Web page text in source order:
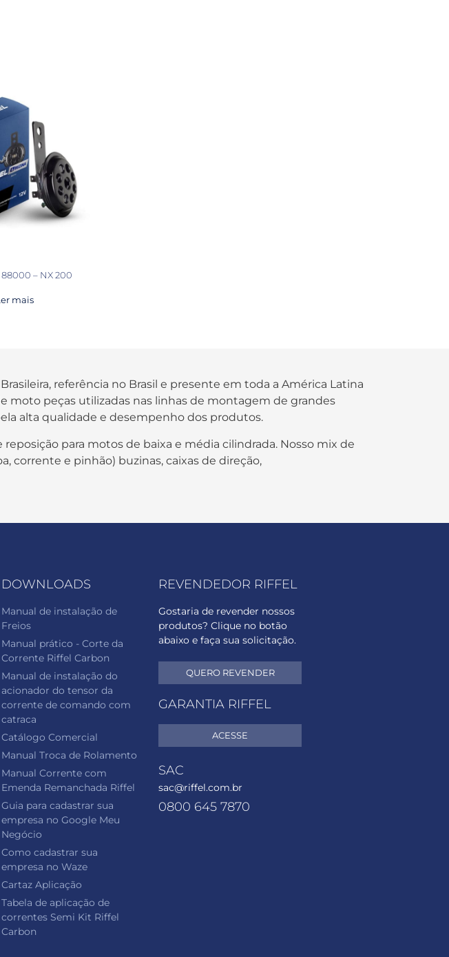
88000 – NX 200
mais
referência no Brasil e presente em toda a América Latina
moto peças utilizadas nas linhas de montagem de grandes
alta qualidade e desempenho dos produtos.
para motos de baixa e média cilindrada. Nosso mix de
corrente e pinhão) buzinas, caixas de direção,
DOWNLOADS
Manual de instalação de
Freios
Manual prático - Corte da
Corrente Riffel Carbon
Manual de instalação do
acionador do tensor da
corrente de comando com
catraca
Catálogo Comercial
Manual Troca de Rolamento
Manual Corrente com
Emenda Remanchada Riffel
Guia para cadastrar sua
empresa no Google Meu
Negócio
Como cadastrar sua
empresa no Waze
Cartaz Aplicação
Tabela de aplicação de
correntes Semi Kit Riffel
Carbon
REVENDEDOR RIFFEL
Gostaria de revender nossos
produtos? Clique no botão
abaixo e faça sua solicitação.
QUERO REVENDER
GARANTIA RIFFEL
ACESSE
SAC
sac@riffel.com.br
0800 645 7870